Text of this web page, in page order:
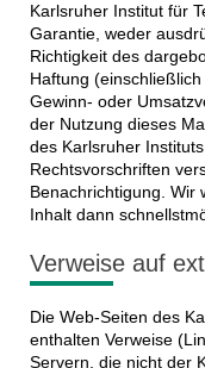
Karlsruher Institut für
Garantie, weder
Richtigkeit des
Haftung
Gewinn- oder
der Nutzung dieses
des Karlsruher
Rechtsvorschriften
Benachrichtigung. Wir
Inhalt dann
Verweise auf
Die Web-Seiten des
enthalten Verweise
Servern, die nicht der